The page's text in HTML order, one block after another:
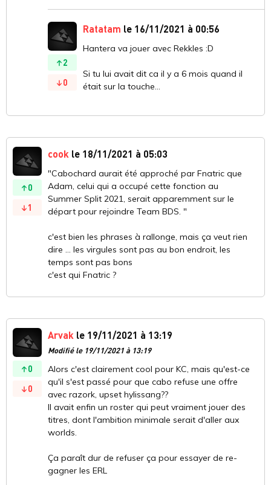
2
0
Ratatam le 16/11/2021 à 00:56
Hantera va jouer avec Rekkles :D
Si tu lui avait dit ca il y a 6 mois quand il
était sur la touche...
0
1
cook le 18/11/2021 à 05:03
"Cabochard aurait été approché par Fnatric que
Adam, celui qui a occupé cette fonction au
Summer Split 2021, serait apparemment sur le
départ pour rejoindre Team BDS. "
c'est bien les phrases à rallonge, mais ça veut rien
dire ... les virgules sont pas au bon endroit, les
temps sont pas bons
c'est qui Fnatric ?
0
0
Arvak le 19/11/2021 à 13:19
Modifié le 19/11/2021 à 13:19
Alors c'est clairement cool pour KC, mais qu'est-ce
qu'il s'est passé pour que cabo refuse une offre
avec razork, upset hylissang??
Il avait enfin un roster qui peut vraiment jouer des
titres, dont l'ambition minimale serait d'aller aux
worlds.
Ça paraît dur de refuser ça pour essayer de re-
gagner les ERL